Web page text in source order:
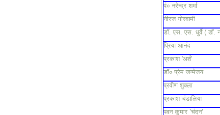
पं० नरेन्द्र शर्मा
नीरज गोस्वामी
डॉ. एस. एस. धुर्वे ( डॉ.
प्रिया आनंद
प्रकाश 'अर्श'
डॉ० प्रेम जन्मेजय
प्रवीण शुक्ला
प्रकाश चंडालिया
पवन कुमार ’चंदन’